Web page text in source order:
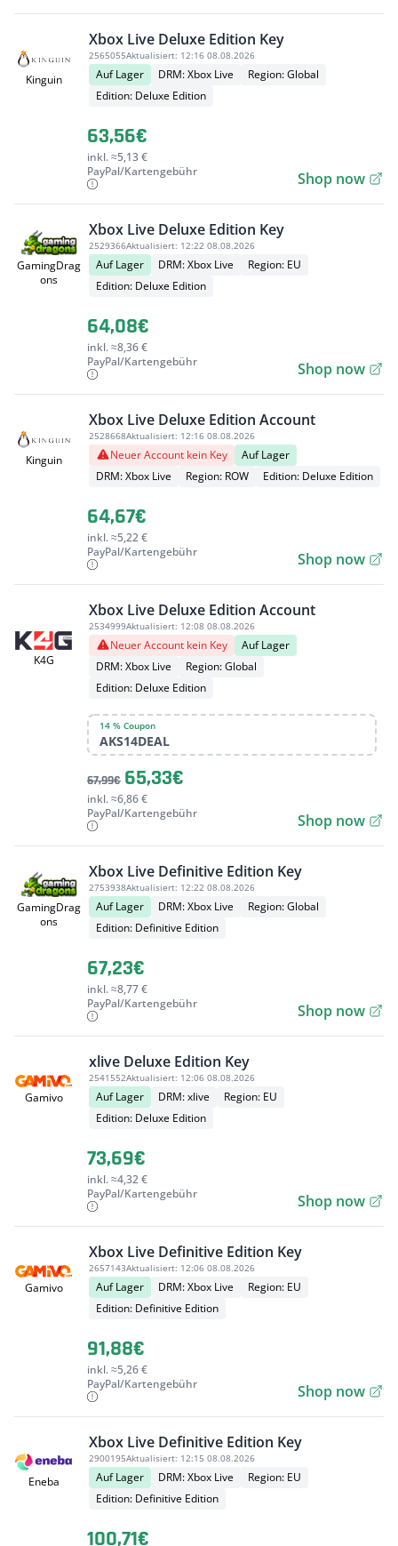
Kinguin
Xbox Live Deluxe Edition Key
2565055Aktualisiert: 12:16 08.08.2026
Auf Lager DRM: Xbox Live
Region: Global
Edition: Deluxe Edition
63,56€
inkl. ≈5,13 €
PayPal/Kartengebühr
Shop now
GamingDrag
ons
Xbox Live Deluxe Edition Key
2529366Aktualisiert: 12:22 08.08.2026
Auf Lager DRM: Xbox Live
Region: EU
Edition: Deluxe Edition
64,08€
inkl. ≈8,36 €
PayPal/Kartengebühr
Shop now
Kinguin
Xbox Live Deluxe Edition Account
2528668Aktualisiert: 12:16 08.08.2026
Neuer Account kein Key
Auf Lager
DRM: Xbox Live
Region: ROW Edition: Deluxe Edition
64,67€
inkl. ≈5,22 €
PayPal/Kartengebühr
Shop now
K4G
Xbox Live Deluxe Edition Account
2534999Aktualisiert: 12:08 08.08.2026
Neuer Account kein Key
Auf Lager
DRM: Xbox Live
Region: Global
Edition: Deluxe Edition
14 % Coupon
AKS14DEAL
67,99€ 65,33€
inkl. ≈6,86 €
PayPal/Kartengebühr
Shop now
GamingDrag
ons
Xbox Live Definitive Edition Key
2753938Aktualisiert: 12:22 08.08.2026
Auf Lager DRM: Xbox Live
Region: Global
Edition: Definitive Edition
67,23€
inkl. ≈8,77 €
PayPal/Kartengebühr
Shop now
Gamivo
xlive Deluxe Edition Key
2541552Aktualisiert: 12:06 08.08.2026
Auf Lager DRM: xlive
Region: EU
Edition: Deluxe Edition
73,69€
inkl. ≈4,32 €
PayPal/Kartengebühr
Shop now
Gamivo
Xbox Live Definitive Edition Key
2657143Aktualisiert: 12:06 08.08.2026
Auf Lager DRM: Xbox Live
Region: EU
Edition: Definitive Edition
91,88€
inkl. ≈5,26 €
PayPal/Kartengebühr
Shop now
Eneba
Xbox Live Definitive Edition Key
2900195Aktualisiert: 12:15 08.08.2026
Auf Lager DRM: Xbox Live
Region: EU
Edition: Definitive Edition
100,71€